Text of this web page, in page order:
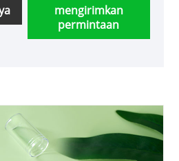
kami untuk
mengirimkan
permintaan